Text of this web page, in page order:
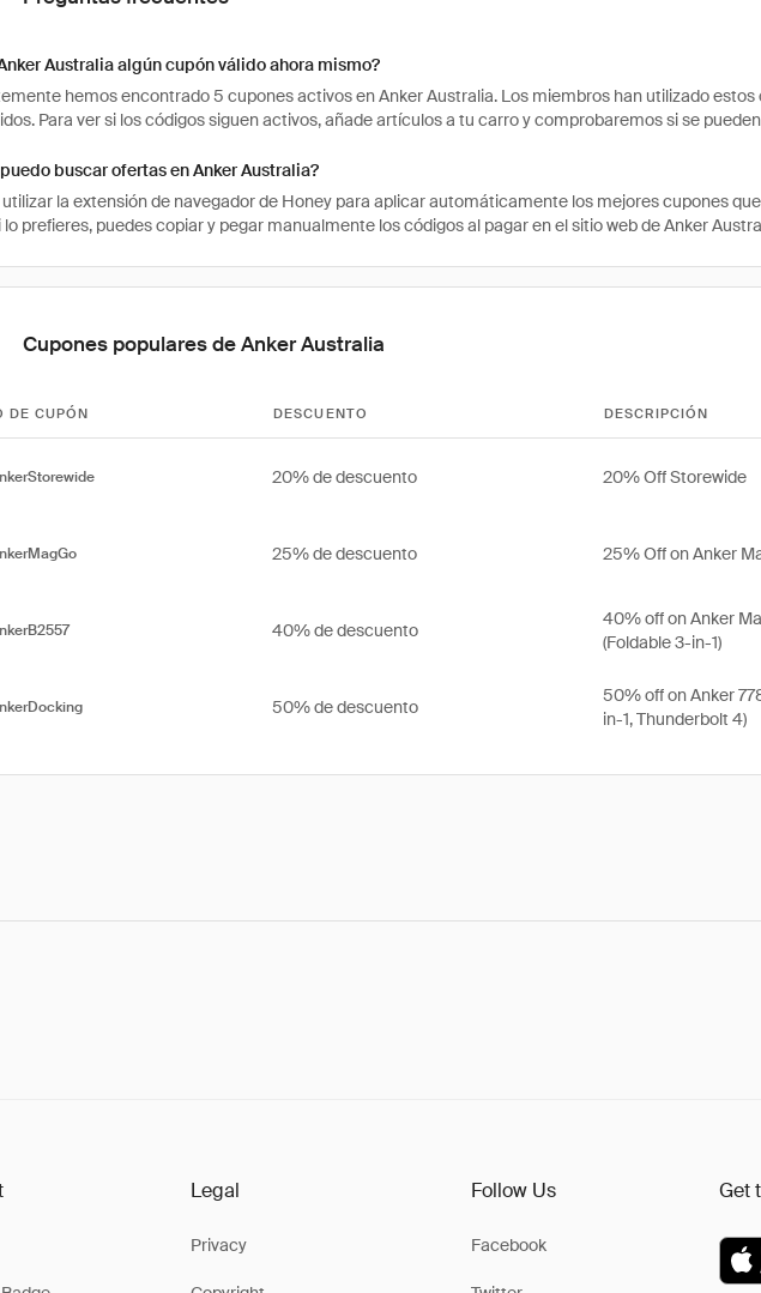
Australia algún cupón válido ahora mismo?
hemos encontrado 5 cupones activos en Anker Australia. Los miembros han utilizado
Para ver si los códigos siguen activos, añade artículos a tu carro y comprobaremos si se
buscar ofertas en Anker Australia?
utilizar la extensión de navegador de Honey para aplicar automáticamente los mejores cupones
lo prefieres, puedes copiar y pegar manualmente los códigos al pagar en el sitio web de Anker
Cupones populares de Anker Australia
DE CUPÓN DESCUENTO DESCRIPCIÓN
20% de descuento 20% Off Storewide
25% de descuento 25% Off on Anker
40% de descuento
40% off on Anker
(Foldable 3-in-1)
50% de descuento
50% off on Anker
in-1, Thunderbolt 4)
Legal
Privacy
Follow Us
Facebook
Get